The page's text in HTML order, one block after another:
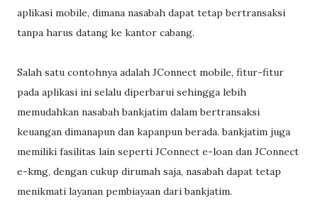
aplikasi mobile, dimana nasabah dapat tetap bertransaksi
tanpa harus datang ke kantor cabang.
Salah satu contohnya adalah JConnect mobile, fitur-fitur
pada aplikasi ini selalu diperbarui sehingga lebih
memudahkan nasabah bankjatim dalam bertransaksi
keuangan dimanapun dan kapanpun berada. bankjatim juga
memiliki fasilitas lain seperti JConnect e-loan dan JConnect
e-kmg, dengan cukup dirumah saja, nasabah dapat tetap
menikmati layanan pembiayaan dari bankjatim.